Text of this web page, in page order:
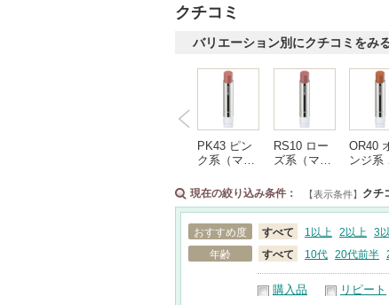
クチコミ
バリエーション別にクチコミをみ
PK43 ピン
ク系（マ…
RS10 ロー
ズ系（マ…
OR40
ンジ
現在の絞り込み条件： 【表示条件】 クチ
おすすめ度 すべて 1以上 2以上 3
年齢
すべて 10代 20代前半
購入品 リピート